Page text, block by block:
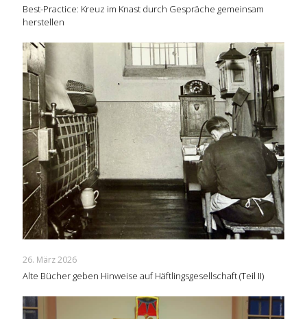
Best-Practice: Kreuz im Knast durch Gespräche gemeinsam
herstellen
26. März 2026
Alte Bücher geben Hinweise auf Häftlingsgesellschaft (Teil II)